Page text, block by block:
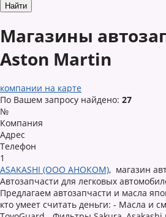
Магазины
Aston Martin
компании на карте
По Вашем запросу найдено: 27
№
Компания
Адрес
Телефон
1
ASAKASHI (ООО АНОКОМ), магазин
Автозапчасти для легковых
Предлагаем автозапчасти и масла
кто умеет считать деньги: - Масла и